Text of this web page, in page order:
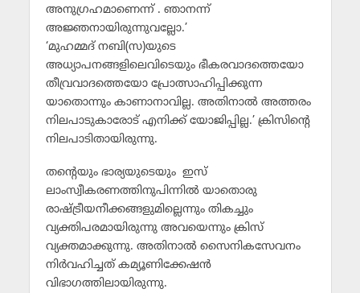
അനുഗ്രഹമാണെന്ന് . ഞാനന്ന്
അജ്ഞനായിരുന്നുവല്ലോ.’
‘മുഹമ്മദ് നബി(സ)യുടെ
അധ്യാപനങ്ങളിലെവിടെയും ഭീകരവാദത്തെയോ
തീവ്രവാദത്തെയോ പ്രോത്സാഹിപ്പിക്കുന്ന
യാതൊന്നും കാണാനാവില്ല. അതിനാല്‍ അത്തരം
നിലപാടുകാരോട് എനിക്ക് യോജിപ്പില്ല.’ ക്രിസിന്റെ
നിലപാടിതായിരുന്നു.
തന്റെയും ഭാര്യയുടെയും ഇസ്
ലാംസ്വീകരണത്തിനുപിന്നില്‍ യാതൊരു
രാഷ്ട്രീയനീക്കങ്ങളുമില്ലെന്നും തികച്ചും
വ്യക്തിപരമായിരുന്നു അവയെന്നും ക്രിസ്
വ്യക്തമാക്കുന്നു. അതിനാല്‍ സൈനികസേവനം
നിര്‍വഹിച്ചത് കമ്യൂണിക്കേഷന്‍
വിഭാഗത്തിലായിരുന്നു.